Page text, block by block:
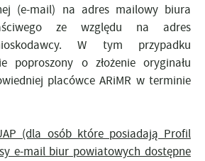
(e-mail) na adres mailowy biura
ze względu na adres
W tym przypadku
poproszony o złożenie oryginału
placówce ARiMR w terminie
(dla osób które posiadają Profil
e-mail biur powiatowych dostępne